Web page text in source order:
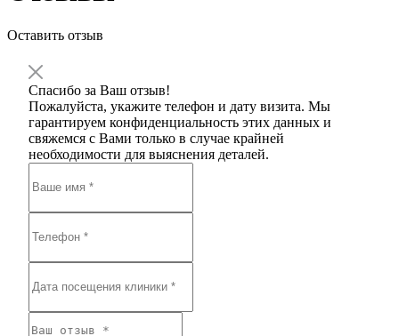
Оставить отзыв
Спасибо за Ваш отзыв!
Пожалуйста, укажите телефон и дату визита. Мы
гарантируем конфиденциальность этих данных и
свяжемся с Вами только в случае крайней
необходимости для выяснения деталей.